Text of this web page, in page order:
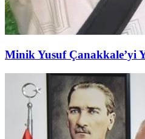
Minik Yusuf Çanakkale’yi